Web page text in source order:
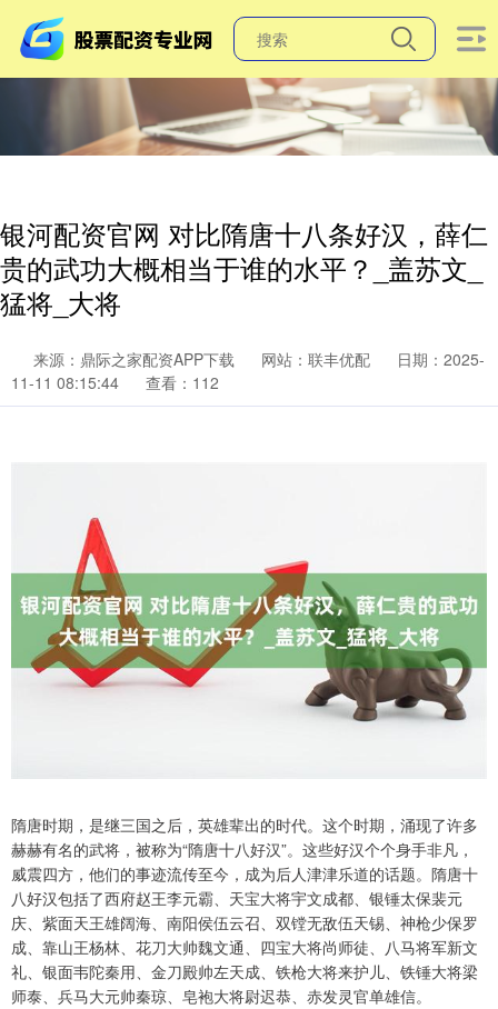
银河配资官网 对比隋唐十八条好汉，薛仁
贵的武功大概相当于谁的水平？_盖苏文_
猛将_大将
来源：鼎际之家配资APP下载 网站：联丰优配
日期：2025-
11-11 08:15:44
查看：112
隋唐时期，是继三国之后，英雄辈出的时代。这个时期，涌现了许多
赫赫有名的武将，被称为“隋唐十八好汉”。这些好汉个个身手非凡，
威震四方，他们的事迹流传至今，成为后人津津乐道的话题。隋唐十
八好汉包括了西府赵王李元霸、天宝大将宇文成都、银锤太保裴元
庆、紫面天王雄阔海、南阳侯伍云召、双镗无敌伍天锡、神枪少保罗
成、靠山王杨林、花刀大帅魏文通、四宝大将尚师徒、八马将军新文
礼、银面韦陀秦用、金刀殿帅左天成、铁枪大将来护儿、铁锤大将梁
师泰、兵马大元帅秦琼、皂袍大将尉迟恭、赤发灵官单雄信。